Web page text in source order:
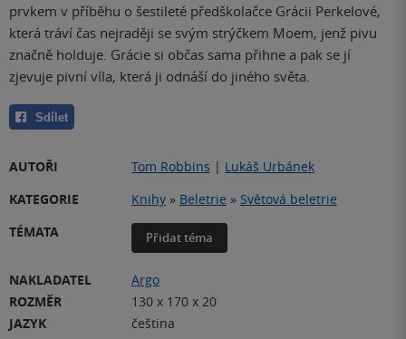
prvkem v příběhu o šestileté předškolačce Grácii Perkelové,
která tráví čas nejraději se svým strýčkem Moem, jenž pivu
značně holduje. Grácie si občas sama přihne a pak se jí
zjevuje pivní víla, která ji odnáší do jiného světa.
Sdílet
AUTOŘI Tom Robbins | Lukáš Urbánek
KATEGORIE
Knihy » Beletrie » Světová beletrie
TÉMATA
Přidat téma
NAKLADATEL
Argo
ROZMĚR
130 x 170 x 20
JAZYK
čeština